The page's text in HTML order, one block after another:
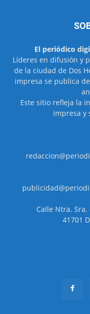
El periódico
Líderes en difusión y
de la ciudad de Dos
impresa se publica
Este sitio refleja la
impresa y
Calle Ntra. Sra.
41701